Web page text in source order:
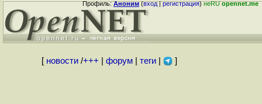
Профиль:Аноним(вход|регистрация)неRUopennet.me
[ новости/+++ форум| теги| ]